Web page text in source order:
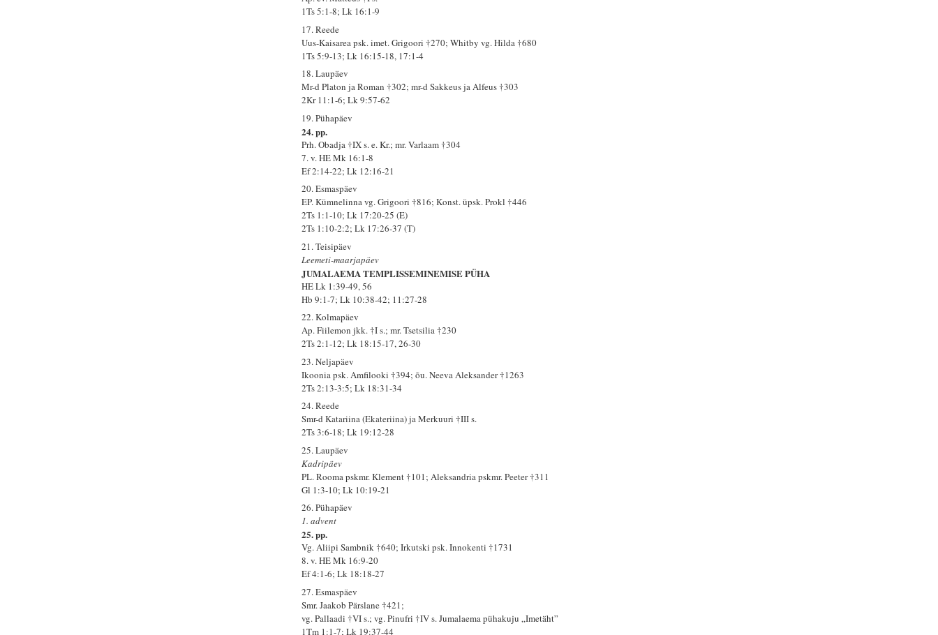
1Ts 5:1-8; Lk 16:1-9
17. Reede
Uus-Kaisarea psk. imet. Grigoori †270; Whitby vg. Hilda †680
1Ts 5:9-13; Lk 16:15-18, 17:1-4
18. Laupäev
Mr-d Platon ja Roman †302; mr-d Sakkeus ja Alfeus †303
2Kr 11:1-6; Lk 9:57-62
19. Pühapäev
24. pp.
Prh. Obadja †IX s. e. Kr.; mr. Varlaam †304
7. v. HE Mk 16:1-8
Ef 2:14-22; Lk 12:16-21
20. Esmaspäev
EP. Kümnelinna vg. Grigoori †816; Konst. üpsk. Prokl †446
2Ts 1:1-10; Lk 17:20-25 (E)
2Ts 1:10-2:2; Lk 17:26-37 (T)
21. Teisipäev
Leemeti-maarjapäev
JUMALAEMA TEMPLISSEMINEMISE PÜHA
HE Lk 1:39-49, 56
Hb 9:1-7; Lk 10:38-42; 11:27-28
22. Kolmapäev
Ap. Fiilemon jkk. †I s.; mr. Tsetsilia †230
2Ts 2:1-12; Lk 18:15-17, 26-30
23. Neljapäev
Ikoonia psk. Amfilooki †394; õu. Neeva Aleksander †1263
2Ts 2:13-3:5; Lk 18:31-34
24. Reede
Smr-d Katariina (Ekateriina) ja Merkuuri †III s.
2Ts 3:6-18; Lk 19:12-28
25. Laupäev
Kadripäev
PL. Rooma pskmr. Klement †101; Aleksandria pskmr. Peeter †311
Gl 1:3-10; Lk 10:19-21
26. Pühapäev
1. advent
25. pp.
Vg. Aliipi Sambnik †640; Irkutski psk. Innokenti †1731
8. v. HE Mk 16:9-20
Ef 4:1-6; Lk 18:18-27
27. Esmaspäev
Smr. Jaakob Pärslane †421;
vg. Pallaadi †VI s.; vg. Pinufri †IV s. Jumalaema pühakuju „Imetäht”
1Tm 1:1-7; Lk 19:37-44